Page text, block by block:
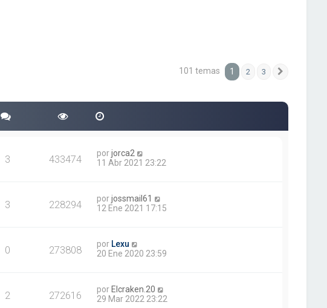
101 temas 1 2 3
3 433474 porjorca2
11 Abr 2021 23:22
3 228294 porjossmail61
12 Ene 2021 17:15
0 273808 por Lexu
20 Ene 2020 23:59
2 272616 por Elcraken.20
29 Mar 2022 23:22